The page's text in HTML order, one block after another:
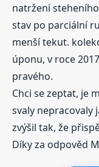
natržení
stav po parciální
menší tekut.
úponu, v roce
pravého.
Chci se zeptat, je
svaly nepracovaly
zvýšil tak, že
Díky za odpověd